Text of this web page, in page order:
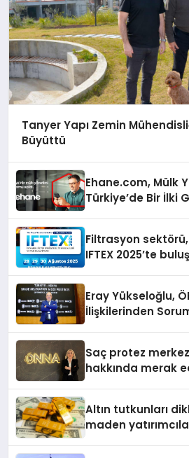
Tanyer Yapı Zemin
Büyüttü
Ehane.com, Mülk
Türkiye’de Bir İlki
Filtrasyon
IFTEX 2025’te
Eray Yükseloğlu,
İlişkilerinden
Saç protez
hakkında merak
Altın tutkunları
maden